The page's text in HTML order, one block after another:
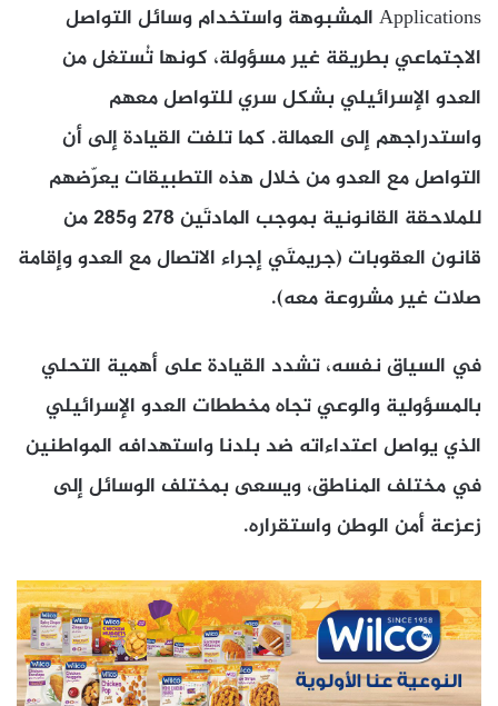
Applications المشبوهة واستخدام وسائل التواصل
الاجتماعي بطريقة غير مسؤولة، كونها تُستغل من
العدو الإسرائيلي بشكل سري للتواصل معهم
واستدراجهم إلى العمالة. كما تلفت القيادة إلى أن
التواصل مع العدو من خلال هذه التطبيقات يعرّضهم
للملاحقة القانونية بموجب المادتَين ٢٧٨ و٢٨٥ من
قانون العقوبات (جريمتَي إجراء الاتصال مع العدو وإقامة
صلات غير مشروعة معه).
في السياق نفسه، تشدد القيادة على أهمية التحلي
بالمسؤولية والوعي تجاه مخططات العدو الإسرائيلي
الذي يواصل اعتداءاته ضد بلدنا واستهدافه المواطنين
في مختلف المناطق، ويسعى بمختلف الوسائل إلى
زعزعة أمن الوطن واستقراره.